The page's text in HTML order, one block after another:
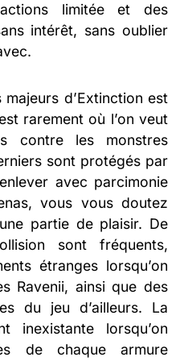
limitée et des
intérêt, sans oublier
d’Extinction est
rarement où l’on veut
contre les monstres
sont protégés par
avec parcimonie
vous vous doutez
partie de plaisir. De
sont fréquents,
étranges lorsqu’on
Ravenii, ainsi que des
du jeu d’ailleurs. La
inexistante lorsqu’on
de chaque armure